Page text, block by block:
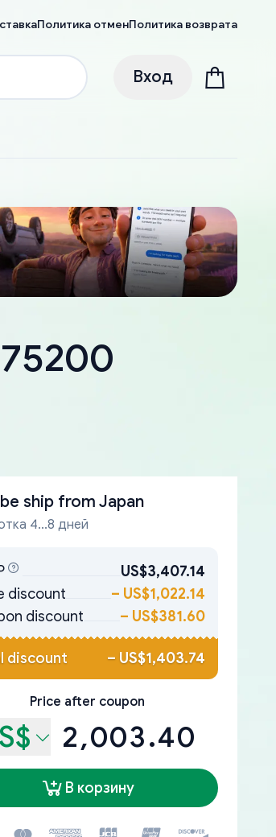
Политика отменПолитика возврата
Вход
ship from Japan
4...8 дней
US$3,407.14
discount
– US$1,022.14
discount
– US$381.60
discount – US$1,403.74
Price after coupon
2,003.40
В корзину